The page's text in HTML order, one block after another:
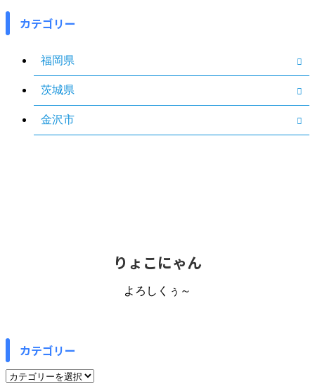
カテゴリー
福岡県
茨城県
金沢市
りょこにゃん
よろしくぅ～
カテゴリー
カ